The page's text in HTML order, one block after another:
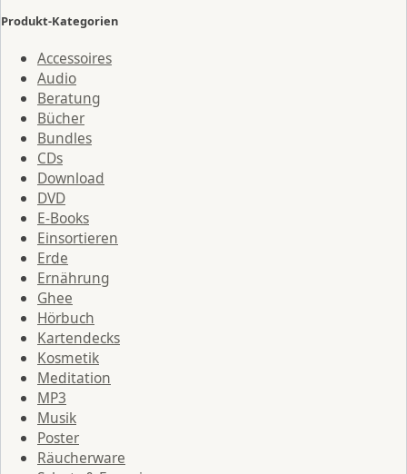
Produkt-Kategorien
Accessoires
Audio
Beratung
Bücher
Bundles
CDs
Download
DVD
E-Books
Einsortieren
Erde
Ernährung
Ghee
Hörbuch
Kartendecks
Kosmetik
Meditation
MP3
Musik
Poster
Räucherware